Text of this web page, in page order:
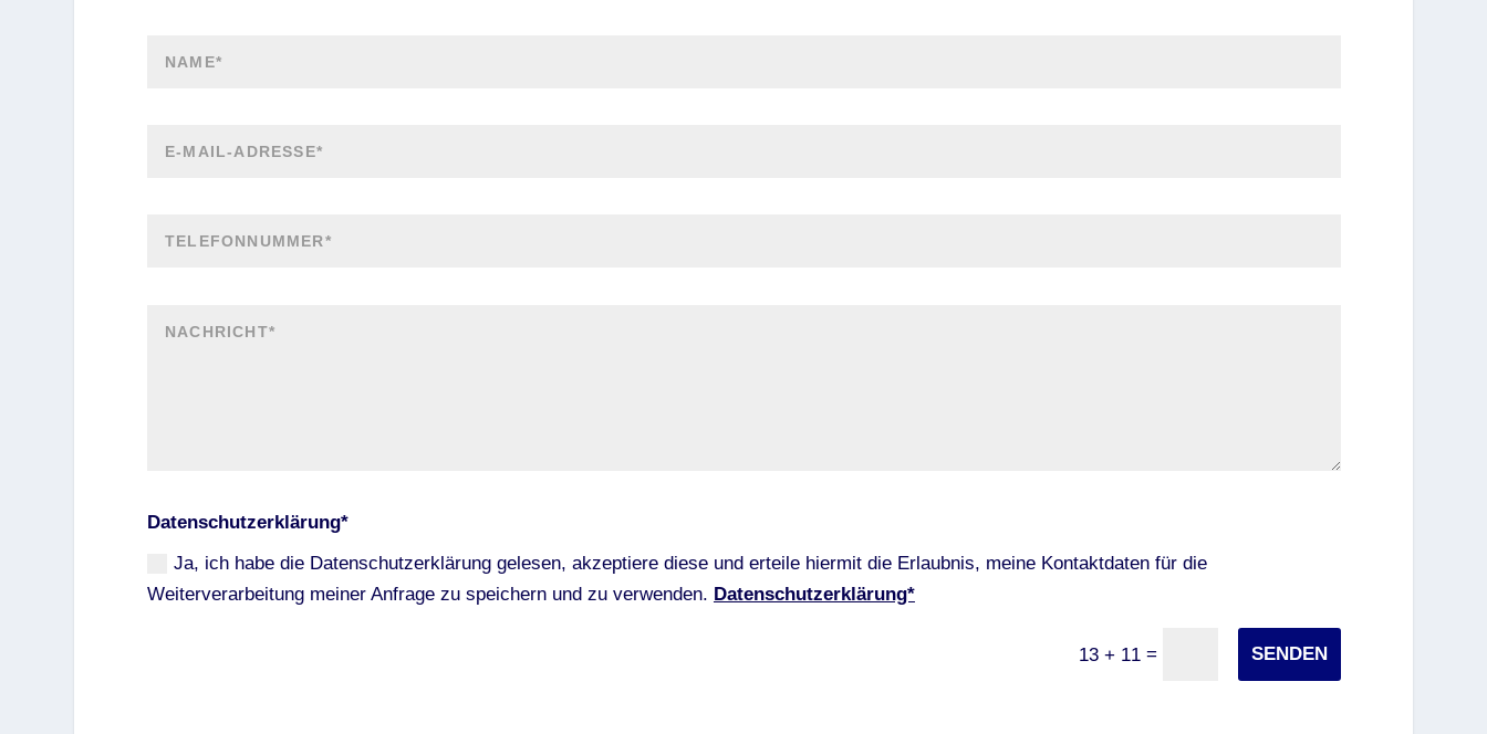
Datenschutzerklärung*
Ja, ich habe die Datenschutzerklärung gelesen, akzeptiere diese und erteile hiermit die Erlaubnis, meine Kontaktdaten für die
Weiterverarbeitung meiner Anfrage zu speichern und zu verwenden. Datenschutzerklärung*
13 + 11 = SENDEN